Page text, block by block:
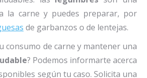
la carne y puedes preparar, por
de garbanzos o de lentejas.
consumo de carne y mantener una
? Podemos informarte acerca
según tu caso. Solicita una